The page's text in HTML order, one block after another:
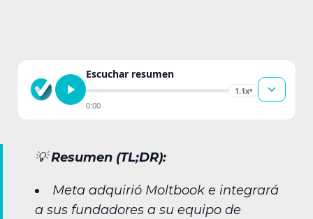
Escuchar resumen
1.1x▾
0:00
💡Resumen (TL;DR):
Meta adquirió Moltbook e integrará
a sus fundadores a su equipo de